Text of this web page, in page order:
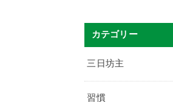
カテゴリー
三日坊主
習慣